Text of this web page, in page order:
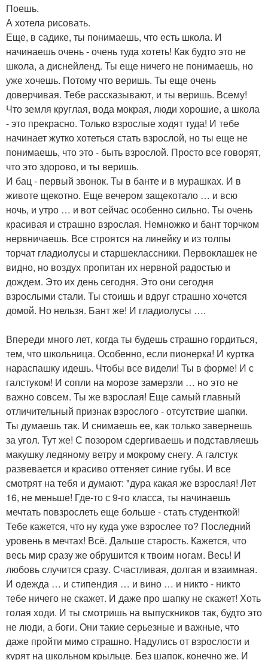
Поешь.
А хотела рисовать.
Еще, в садике, ты понимаешь, что есть школа. И
начинаешь очень - очень туда хотеть! Как будто это не
школа, а диснейленд. Ты еще ничего не понимаешь, но
уже хочешь. Потому что веришь. Ты еще очень
доверчивая. Тебе рассказывают, и ты веришь. Всему!
Что земля круглая, вода мокрая, люди хорошие, а школа
- это прекрасно. Только взрослые ходят туда! И тебе
начинает жутко хотеться стать взрослой, но ты еще не
понимаешь, что это - быть взрослой. Просто все говорят,
что это здорово, и ты веришь.
И бац - первый звонок. Ты в банте и в мурашках. И в
животе щекотно. Еще вечером защекотало … и всю
ночь, и утро … и вот сейчас особенно сильно. Ты очень
красивая и страшно взрослая. Немножко и бант торчком
нервничаешь. Все строятся на линейку и из толпы
торчат гладиолусы и старшеклассники. Первоклашек не
видно, но воздух пропитан их нервной радостью и
дождем. Это их день сегодня. Это они сегодня
взрослыми стали. Ты стоишь и вдруг страшно хочется
домой. Но нельзя. Бант же! И гладиолусы ….
Впереди много лет, когда ты будешь страшно гордиться,
тем, что школьница. Особенно, если пионерка! И куртка
нараспашку идешь. Чтобы все видели! Ты в форме! И с
галстуком! И сопли на морозе замерзли … но это не
важно совсем. Ты же взрослая! Еще самый главный
отличительный признак взрослого - отсутствие шапки.
Ты думаешь так. И снимаешь ее, как только завернешь
за угол. Тут же! С позором сдергиваешь и подставляешь
макушку ледяному ветру и мокрому снегу. А галстук
развевается и красиво оттеняет синие губы. И все
смотрят на тебя и думают: "дура какая же взрослая! Лет
16, не меньше! Где-то с 9-го класса, ты начинаешь
мечтать повзрослеть еще больше - стать студенткой!
Тебе кажется, что ну куда уже взрослее то? Последний
уровень в мечтах! Всё. Дальше старость. Кажется, что
весь мир сразу же обрушится к твоим ногам. Весь! И
любовь случится сразу. Счастливая, долгая и взаимная.
И одежда … и стипендия … и вино … и никто - никто
тебе ничего не скажет. И даже про шапку не скажет! Хоть
голая ходи. И ты смотришь на выпускников так, будто это
не люди, а боги. Они такие серьезные и важные, что
даже пройти мимо страшно. Надулись от взрослости и
курят на школьном крыльце. Без шапок, конечно же. И